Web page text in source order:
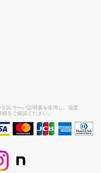
サーバ証明書を使用し、強度
細をご確認ください。